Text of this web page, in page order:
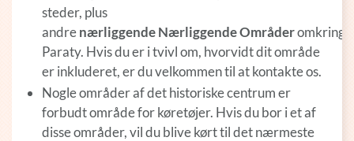
steder, plus
andrenærliggendeNærliggendeOmråderomkring
Paraty. Hvis du er i tvivl om, hvorvidt dit område
er inkluderet, er du velkommen til at kontakte os.
Nogle områder af det historiske centrum er
forbudt område for køretøjer. Hvis du bor i et af
disse områder, vil du blive kørt til det nærmeste